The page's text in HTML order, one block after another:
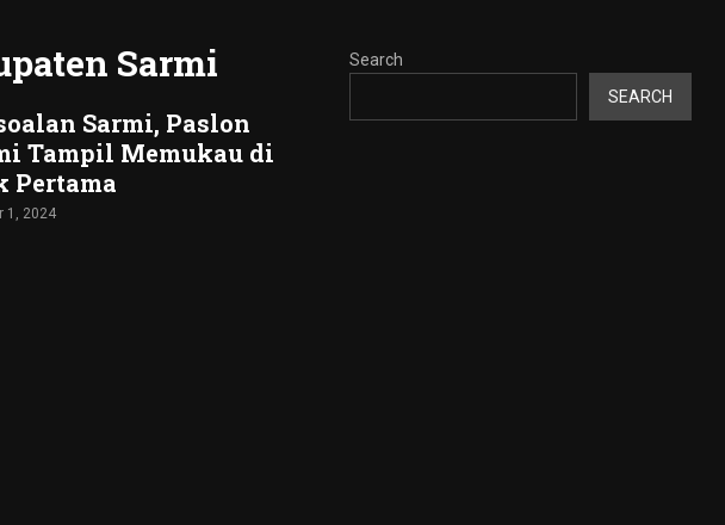
Sarmi
Sarmi, Paslon
Tampil Memukau di
Pertama
1, 2024
Search
SEARCH